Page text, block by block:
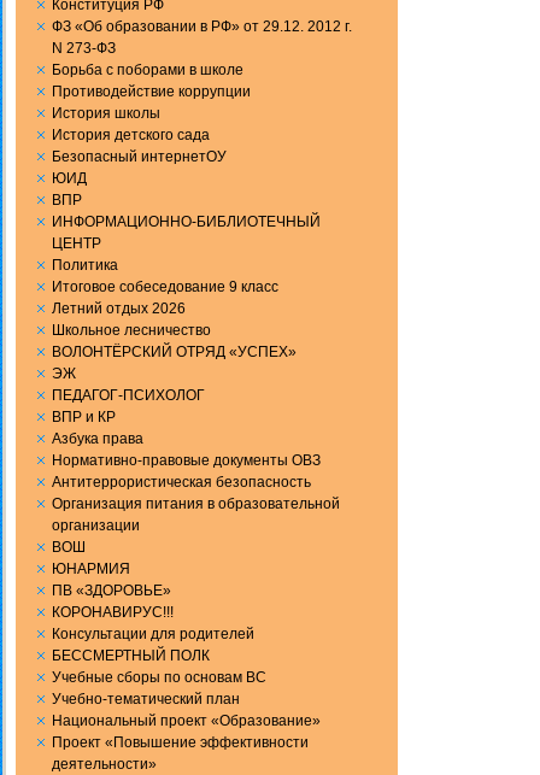
Конституция РФ
ФЗ «Об образовании в РФ» от 29.12. 2012 г.
N 273-ФЗ
Борьба с поборами в школе
Противодействие коррупции
История школы
История детского сада
Безопасный интернетОУ
ЮИД
ВПР
ИНФОРМАЦИОННО-БИБЛИОТЕЧНЫЙ
ЦЕНТР
Политика
Итоговое собеседование 9 класс
Летний отдых 2026
Школьное лесничество
ВОЛОНТЁРСКИЙ ОТРЯД «УСПЕХ»
ЭЖ
ПЕДАГОГ-ПСИХОЛОГ
ВПР и КР
Aзбука права
Нормативно-правовые документы ОВЗ
Антитеррористическая безопасность
Организация питания в образовательной
организации
ВОШ
ЮНАРМИЯ
ПВ «ЗДОРОВЬЕ»
КОРОНАВИРУС!!!
Консультации для родителей
БЕССМЕРТНЫЙ ПОЛК
Учебные сборы по основам ВС
Учебно-тематический план
Национальный проект «Образование»
Проект «Повышение эффективности
деятельности»